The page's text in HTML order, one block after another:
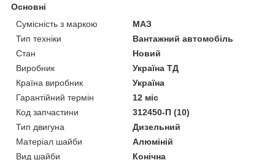
Основні
Сумісність з маркою
МАЗ
Тип техніки
Вантажний автомобіль
Стан
Новий
Виробник
Україна ТД
Країна виробник
Україна
Гарантійний термін
12 міс
Код запчастини
312450-П (10)
Тип двигуна
Дизельний
Матеріал шайби
Алюміній
Вид шайби
Конічна